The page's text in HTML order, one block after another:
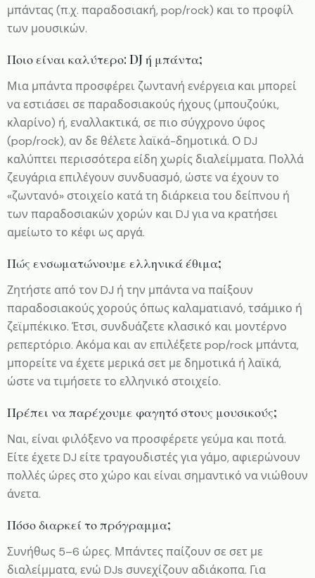
μπάντας (π.χ. παραδοσιακή, pop/rock) και το προφίλ
των μουσικών.
Ποιο είναι καλύτερο: DJ ή μπάντα;
Μια μπάντα προσφέρει ζωντανή ενέργεια και μπορεί
να εστιάσει σε παραδοσιακούς ήχους (μπουζούκι,
κλαρίνο) ή, εναλλακτικά, σε πιο σύγχρονο ύφος
(pop/rock), αν δε θέλετε λαϊκά-δημοτικά. Ο DJ
καλύπτει περισσότερα είδη χωρίς διαλείμματα. Πολλά
ζευγάρια επιλέγουν συνδυασμό, ώστε να έχουν το
«ζωντανό» στοιχείο κατά τη διάρκεια του δείπνου ή
των παραδοσιακών χορών και DJ για να κρατήσει
αμείωτο το κέφι ως αργά.
Πώς ενσωματώνουμε ελληνικά έθιμα;
Ζητήστε από τον DJ ή την μπάντα να παίξουν
παραδοσιακούς χορούς όπως καλαματιανό, τσάμικο ή
ζεϊμπέκικο. Έτσι, συνδυάζετε κλασικό και μοντέρνο
ρεπερτόριο. Ακόμα και αν επιλέξετε pop/rock μπάντα,
μπορείτε να έχετε μερικά σετ με δημοτικά ή λαϊκά,
ώστε να τιμήσετε το ελληνικό στοιχείο.
Πρέπει να παρέχουμε φαγητό στους μουσικούς;
Ναι, είναι φιλόξενο να προσφέρετε γεύμα και ποτά.
Είτε έχετε DJ είτε τραγουδιστές για γάμο, αφιερώνουν
πολλές ώρες στο χώρο και είναι σημαντικό να νιώθουν
άνετα.
Πόσο διαρκεί το πρόγραμμα;
Συνήθως 5–6 ώρες. Μπάντες παίζουν σε σετ με
διαλείμματα, ενώ DJs συνεχίζουν αδιάκοπα. Για